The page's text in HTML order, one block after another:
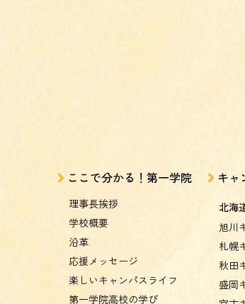
ここで分かる！第一学院
理事長挨拶
学校概要
沿革
応援メッセージ
楽しいキャンパスライフ
第一学院高校の学び
キャ
北海
旭川
札幌
秋田
盛岡